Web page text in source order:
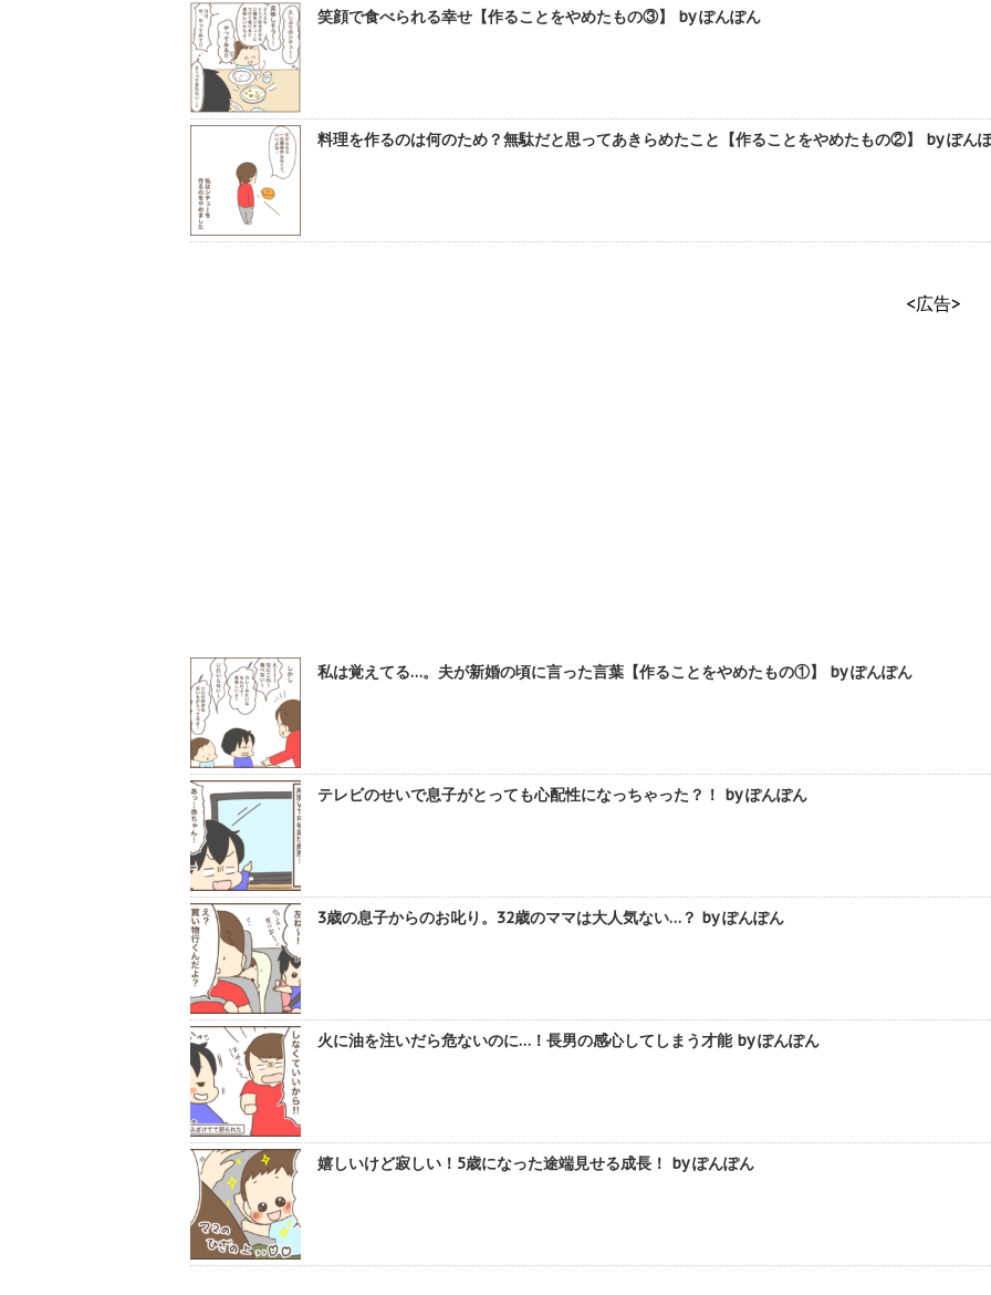
笑顔で食べられる幸せ【作ることをやめたもの③】 by ぽんぽん
料理を作るのは何のため？無駄だと思ってあきらめたこと【作ることをやめたもの②】 by ぽん
<広告>
私は覚えてる…。夫が新婚の頃に言った言葉【作ることをやめたもの①】 by ぽんぽん
テレビのせいで息子がとっても心配性になっちゃった？！ by ぽんぽん
3歳の息子からのお叱り。32歳のママは大人気ない…？ by ぽんぽん
火に油を注いだら危ないのに…！長男の感心してしまう才能 by ぽんぽん
嬉しいけど寂しい！5歳になった途端見せる成長！ by ぽんぽん